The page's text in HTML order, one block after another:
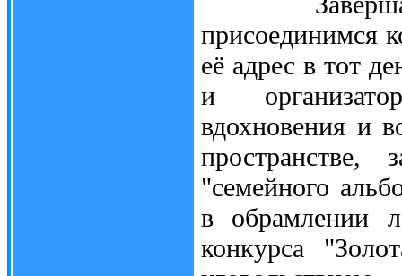
присоединимся
её адрес в тот
и
вдохновения и
"семейного
в обрамлении
конкурса